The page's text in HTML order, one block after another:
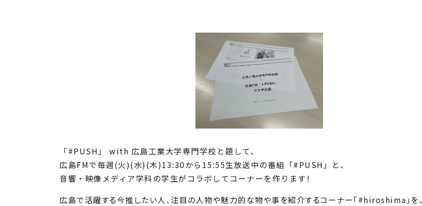
「#PUSH」 with 広島工業大学専門学校と題して、
広島FMで毎週(火)(水)(木)13:30から15:55生放送中の番組「#PUSH」と、
音響・映像メディア学科の学生がコラボしてコーナーを作ります!
広島で活躍する今推したい人、注目の人物や魅力的な物や事を紹介するコーナー「#hiroshima」を、